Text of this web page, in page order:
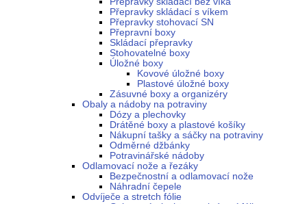
Přepravky skládací s víkem
Přepravky stohovací SN
Přepravní boxy
Skládací přepravky
Stohovatelné boxy
Úložné boxy
Kovové úložné boxy
Plastové úložné boxy
Zásuvné boxy a organizéry
Obaly a nádoby na potraviny
Dózy a plechovky
Drátěné boxy a plastové košíky
Nákupní tašky a sáčky na potraviny
Odměrné džbánky
Potravinářské nádoby
Odlamovací nože a řezáky
Bezpečnostní a odlamovací nože
Náhradní čepele
Odvíječe a stretch fólie